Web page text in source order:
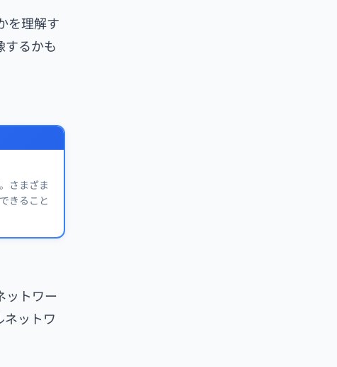
を理解す
するかも
さまざま
きること
ットワー
ットワ